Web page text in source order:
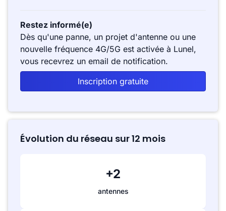
Restez informé(e)
Dès qu'une panne, un projet d'antenne ou une
nouvelle fréquence 4G/5G est activée à Lunel,
vous recevrez un email de notification.
Inscription gratuite
Évolution du réseau sur 12 mois
+2
antennes